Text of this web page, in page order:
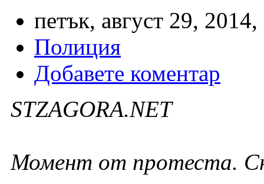
петък, август 29,
Полиция
Добавете коментар
STZAGORA.NET
Момент от протеста.